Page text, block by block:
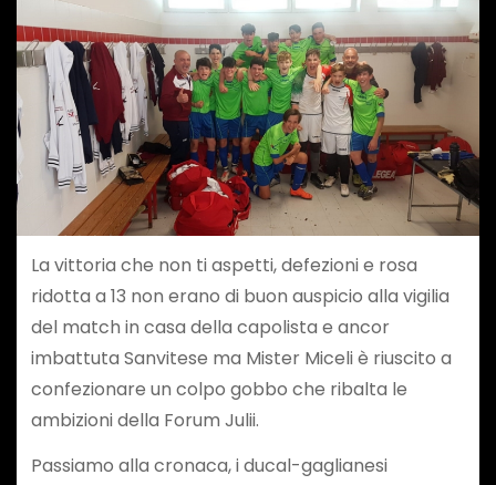
La vittoria che non ti aspetti, defezioni e rosa
ridotta a 13 non erano di buon auspicio alla vigilia
del match in casa della capolista e ancor
imbattuta Sanvitese ma Mister Miceli è riuscito a
confezionare un colpo gobbo che ribalta le
ambizioni della Forum Julii.
Passiamo alla cronaca, i ducal-gaglianesi